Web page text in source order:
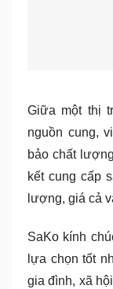
Giữa một thị
nguồn cung,
bảo chất
kết cung cấp
lượng, giá cả
SaKo kính
lựa chọn tốt
gia đình, xã